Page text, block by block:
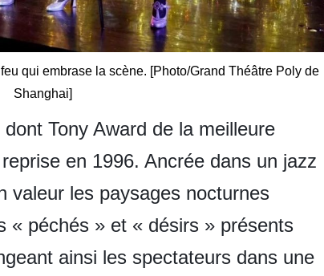
qui embrase la scène. [Photo/Grand Théâtre Poly de
Shanghai]
Tony Award de la meilleure
en 1996. Ancrée dans un jazz
valeur les paysages nocturnes
« péchés » et « désirs » présents
ainsi les spectateurs dans une